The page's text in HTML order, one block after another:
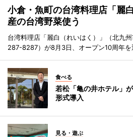
小倉・魚町の台湾料理店「
産の台湾野菜使う
台湾料理店「麗白（れいはく）」（北九
287-8287）が8月3日、オープン10周年を
食べる
若松「亀の井ホテル」
形式導入
見る・遊ぶ